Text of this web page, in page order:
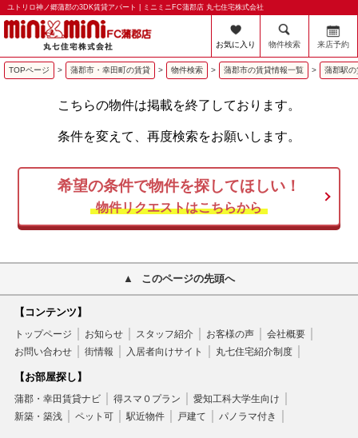
ユトリロ神ノ郷蒲郡の3DK賃貸アパート | ミニミニFC蒲郡店 丸七住宅株式会社
お気に入り 物件検索 来店予約
TOPページ > 蒲郡市・幸田町の賃貸 > 物件検索 > 蒲郡市の賃貸情報一覧 > 蒲郡駅
こちらの物件は掲載を終了しております。
条件を変えて、再度検索をお願いします。
希望の条件で物件を探してほしい！
物件リクエストはこちらから
このページの先頭へ
【コンテンツ】
トップページ お知らせ スタッフ紹介 お客様の声
会社概要
お問い合わせ
街情報 入居者向けサイト 丸七住宅紹介制度
【お部屋探し】
蒲郡・幸田賃貸ナビ 得スマ０プラン
愛知工科大学生向け
新築・築浅
ペット可 駅近物件 戸建て パノラマ付き